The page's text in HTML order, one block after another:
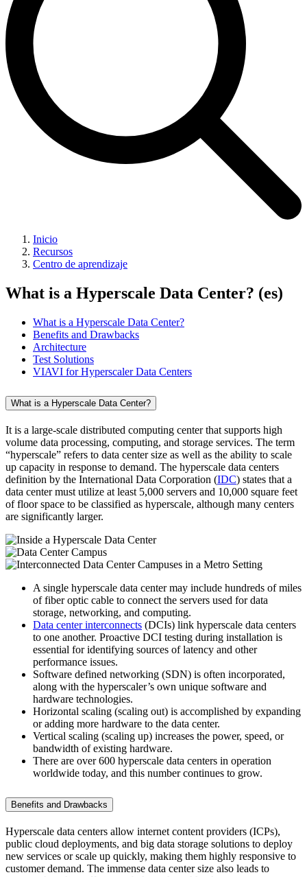
Inicio
Recursos
Centro de aprendizaje
What is a Hyperscale Data Center? (es)
What is a Hyperscale Data Center?
Benefits and Drawbacks
Architecture
Test Solutions
VIAVI for Hyperscaler Data Centers
What is a Hyperscale Data Center?
It is a large-scale distributed computing center that supports high
volume data processing, computing, and storage services. The term
“hyperscale” refers to data center size as well as the ability to scale
up capacity in response to demand. The hyperscale data centers
definition by the International Data Corporation (IDC) states that a
data center must utilize at least 5,000 servers and 10,000 square feet
of floor space to be classified as hyperscale, although many centers
are significantly larger.
A single hyperscale data center may include hundreds of miles
of fiber optic cable to connect the servers used for data
storage, networking, and computing.
Data center interconnects (DCIs) link hyperscale data centers
to one another. Proactive DCI testing during installation is
essential for identifying sources of latency and other
performance issues.
Software defined networking (SDN) is often incorporated,
along with the hyperscaler’s own unique software and
hardware technologies.
Horizontal scaling (scaling out) is accomplished by expanding
or adding more hardware to the data center.
Vertical scaling (scaling up) increases the power, speed, or
bandwidth of existing hardware.
There are over 600 hyperscale data centers in operation
worldwide today, and this number continues to grow.
Benefits and Drawbacks
Hyperscale data centers allow internet content providers (ICPs),
public cloud deployments, and big data storage solutions to deploy
new services or scale up quickly, making them highly responsive to
customer demand. The immense data center size also leads to